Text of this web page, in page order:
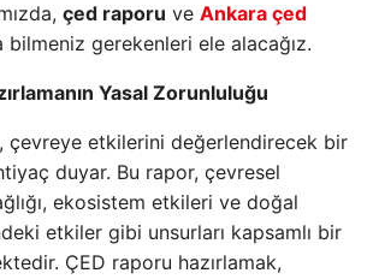
çed raporu ve Ankara çed
bilmeniz gerekenleri ele alacağız.
Yasal Zorunluluğu
çevreye etkilerini değerlendirecek bir
duyar. Bu rapor, çevresel
ekosistem etkileri ve doğal
etkiler gibi unsurları kapsamlı bir
ÇED raporu hazırlamak,